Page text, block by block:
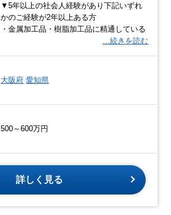
▼5年以上の社会人経験があり下記いずれ
かのご経験が2年以上ある方
・金属加工品・樹脂加工品に精通している
…続きを読む
大阪府 愛知県
500～600万円
詳しく見る